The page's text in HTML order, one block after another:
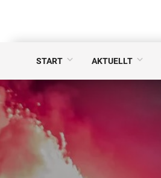
START AKTUELLT